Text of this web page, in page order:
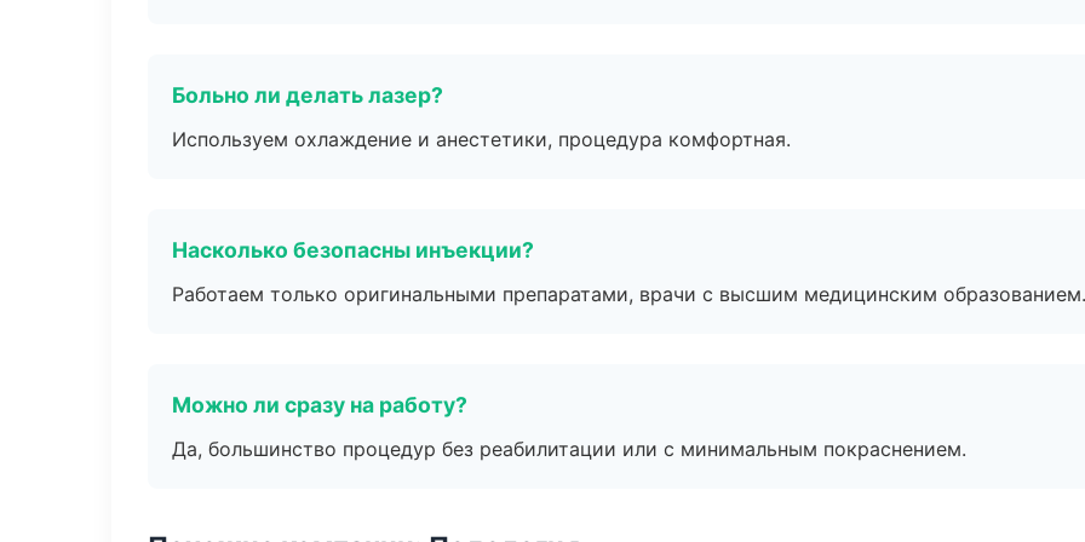
Больно ли делать лазер?
Используем охлаждение и анестетики, процедура комфортная.
Насколько безопасны инъекции?
Работаем только оригинальными препаратами, врачи с высшим медицинским образованием.
Можно ли сразу на работу?
Да, большинство процедур без реабилитации или с минимальным покраснением.